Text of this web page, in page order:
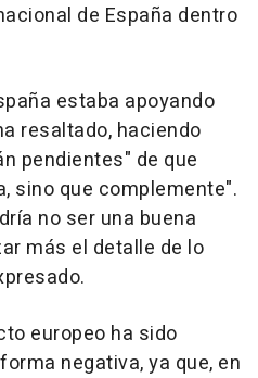
de España dentro
estaba apoyando
resaltado, haciendo
pendientes" de que
sino que complemente".
no ser una buena
más el detalle de lo
europeo ha sido
negativa, ya que, en